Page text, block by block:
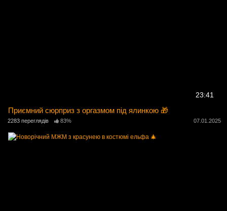
23:41
Приємний сюрприз з оргазмом під ялинкою 🎁
2283 переглядів 83% 07.01.2025